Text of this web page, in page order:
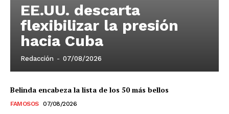
EE.UU. descarta
flexibilizar la presión
hacia Cuba
Redacción - 07/08/2026
Belinda encabeza la lista de los 50 más bellos
FAMOSOS 07/08/2026